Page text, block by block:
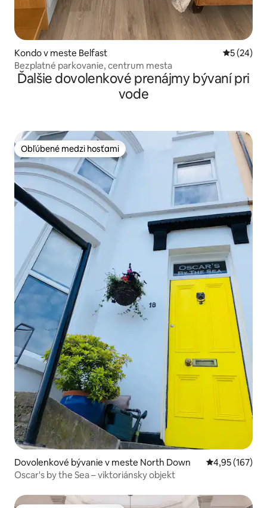
Kondo v meste Belfast
5 (24)
Bezplatné parkovanie, centrum mesta
Ďalšie dovolenkové prenájmy bývaní pri
vode
Obľúbené medzi hosťami
Obľúbené medzi hosťami
Dovolenkové bývanie v meste North Down Priemerné
4,95 (167)
Oscar's by the Sea – viktoriánsky objekt